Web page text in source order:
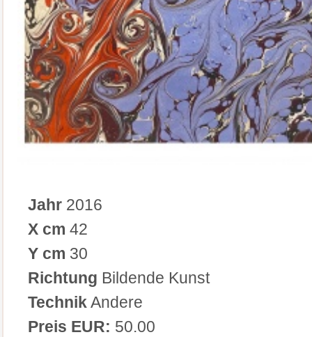
Jahr 2016
X cm 42
Y cm 30
Richtung Bildende Kunst
TechnikAndere
Preis EUR: 50.00